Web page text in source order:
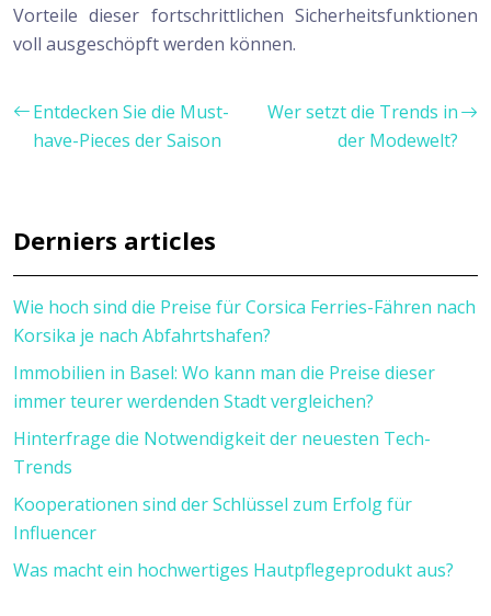
Vorteile dieser fortschrittlichen Sicherheitsfunktionen
voll ausgeschöpft werden können.
Entdecken Sie die Must-
have-Pieces der Saison
Wer setzt die Trends in
der Modewelt?
Derniers articles
Wie hoch sind die Preise für Corsica Ferries-Fähren nach
Korsika je nach Abfahrtshafen?
Immobilien in Basel: Wo kann man die Preise dieser
immer teurer werdenden Stadt vergleichen?
Hinterfrage die Notwendigkeit der neuesten Tech-
Trends
Kooperationen sind der Schlüssel zum Erfolg für
Influencer
Was macht ein hochwertiges Hautpflegeprodukt aus?